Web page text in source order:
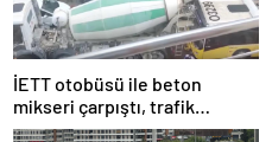
İETT otobüsü ile beton
mikseri çarpıştı, trafik
yoğunluğu oluştu